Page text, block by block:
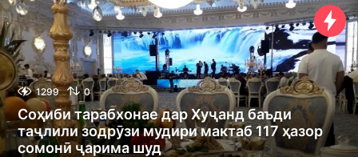
1299 0
Соҳиби тарабхонае дар Хуҷанд баъди
таҷлили зодрӯзи мудири мактаб 117 ҳазор
сомонӣ ҷарима шуд